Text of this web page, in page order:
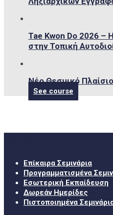
Tae Kwon Do 2026 –
στην Τοπική
Νέο Θεσμικό
See course
Επίκαιρα Σεμινάρια
Προγραμματισμένα
Εσωτερική Εκπαίδευση
Δωρεάν Ημερίδες
Πιστοποιημένα